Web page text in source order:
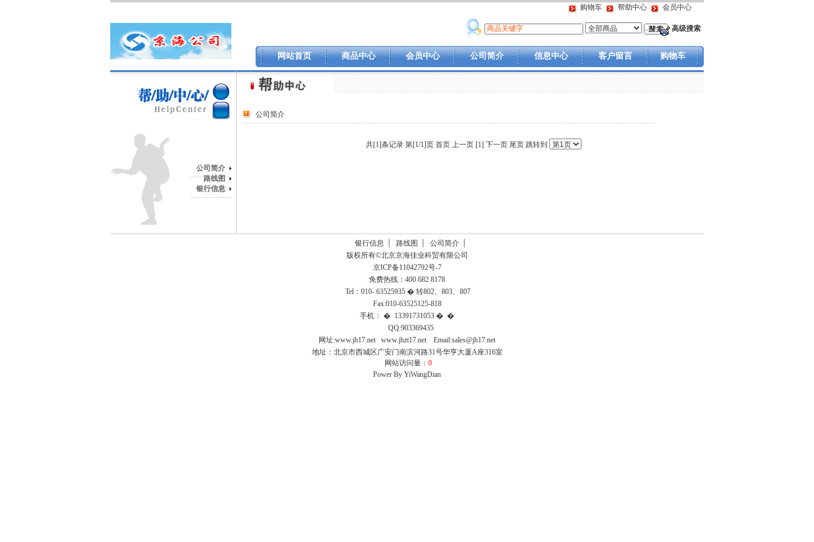
购物车 帮助中心 会员中心
高级搜索
网站首页 商品中心 会员中心 公司简介 信息中心 客户留言 购物车
公司简介
路线图
银行信息
公司简介
共[1]条记录 第[1/1]页 首页 上一页 [1] 下一页 尾页 跳转到
银行信息 路线图
公司简介
版权所有©北京京海佳业科贸有限公司
京ICP备11042792号-7
免费热线：400 682 8178
Tel：010- 63525935 � 转802、803、807
Fax:010-63525125-818
手机： � 13391731053 � �
QQ:903369435
网址:www.jh17.net www.jhzt17.net Email:sales@jh17.net
地址：北京市西城区广安门南滨河路31号华亨大厦A座316室
网站访问量： 0
Power By YiWangDian